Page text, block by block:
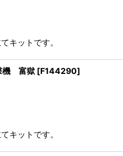
キットです。
機 富獄 [F144290]
キットです。